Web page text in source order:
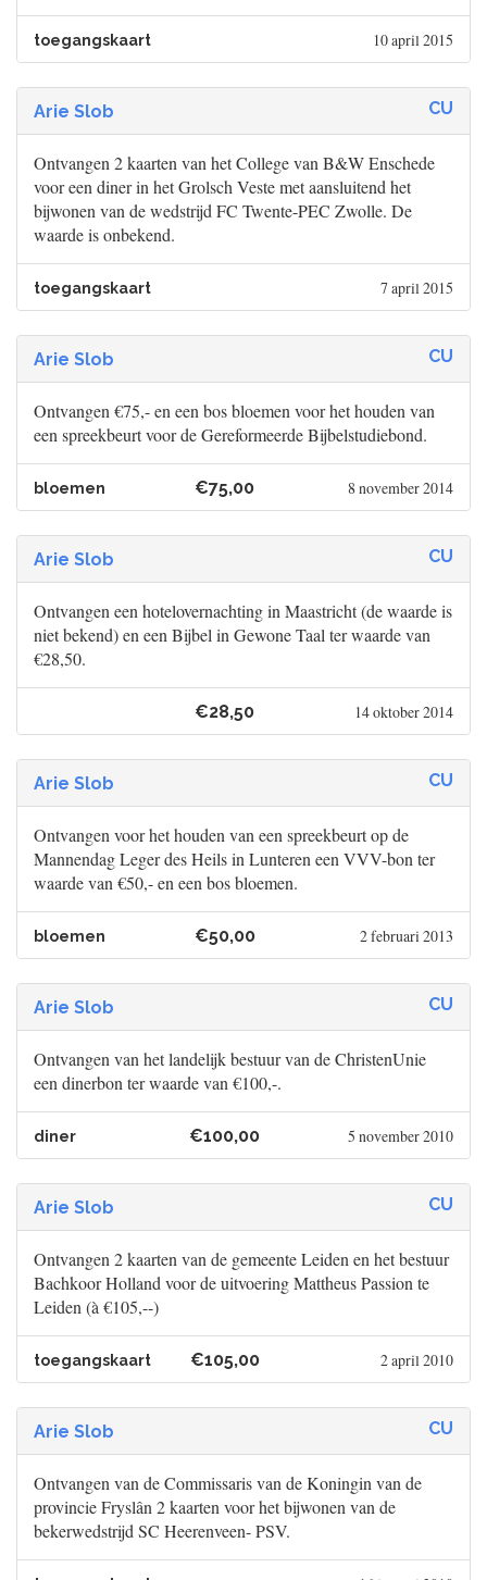
toegangskaart 10 april 2015
Arie Slob CU
Ontvangen 2 kaarten van het College van B&W Enschede
voor een diner in het Grolsch Veste met aansluitend het
bijwonen van de wedstrijd FC Twente-PEC Zwolle. De
waarde is onbekend.
toegangskaart 7 april 2015
Arie Slob CU
Ontvangen €75,- en een bos bloemen voor het houden van
een spreekbeurt voor de Gereformeerde Bijbelstudiebond.
bloemen €75,00 8 november 2014
Arie Slob CU
Ontvangen een hotelovernachting in Maastricht (de waarde is
niet bekend) en een Bijbel in Gewone Taal ter waarde van
€28,50.
€28,50 14 oktober 2014
Arie Slob CU
Ontvangen voor het houden van een spreekbeurt op de
Mannendag Leger des Heils in Lunteren een VVV-bon ter
waarde van €50,- en een bos bloemen.
bloemen €50,00 2 februari 2013
Arie Slob CU
Ontvangen van het landelijk bestuur van de ChristenUnie
een dinerbon ter waarde van €100,-.
diner €100,00 5 november 2010
Arie Slob CU
Ontvangen 2 kaarten van de gemeente Leiden en het bestuur
Bachkoor Holland voor de uitvoering Mattheus Passion te
Leiden (à €105,--)
toegangskaart €105,00 2 april 2010
Arie Slob CU
Ontvangen van de Commissaris van de Koningin van de
provincie Fryslân 2 kaarten voor het bijwonen van de
bekerwedstrijd SC Heerenveen- PSV.